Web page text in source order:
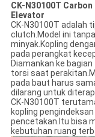
CK-N30100T
Elevator
CK-N30100T adalah
clutch.Model ini
minyak.Kopling
pada perangkat
Diamankan ke
torsi saat
pada baut harus
dilarang untuk
CK-N30100T
kopling
pencetakan.Itu bisa
kebutuhan ruang